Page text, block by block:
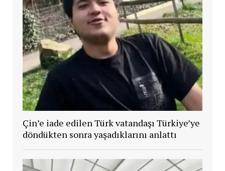
Çin’e iade edilen Türk vatandaşı Türkiye’ye
döndükten sonra yaşadıklarını anlattı